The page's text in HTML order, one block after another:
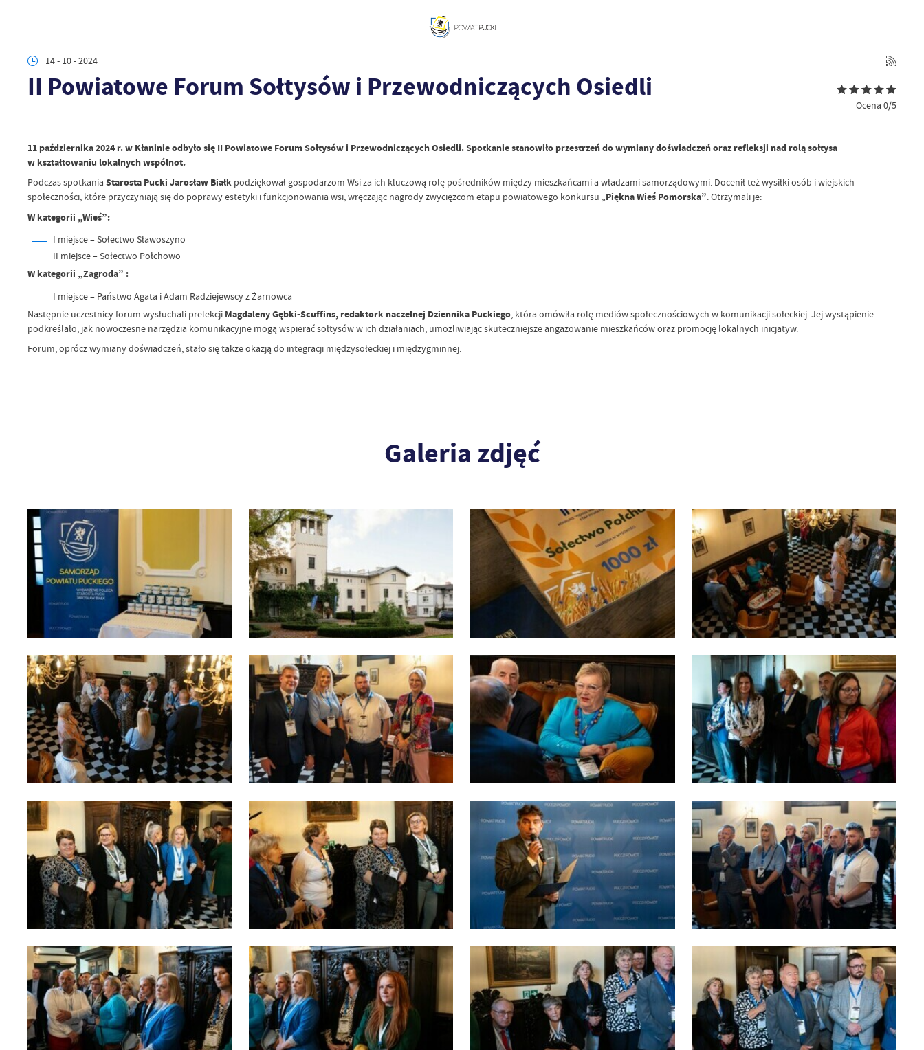
14 - 10 - 2024
II Powiatowe Forum Sołtysów i Przewodniczących Osiedli
Ocena 0/5
11 października 2024 r. w Kłaninie odbyło się II Powiatowe Forum Sołtysów i Przewodniczących Osiedli. Spotkanie stanowiło przestrzeń do wymiany doświadczeń oraz refleksji nad rolą sołtysa
w kształtowaniu lokalnych wspólnot.
Podczas spotkania Starosta Pucki Jarosław Białkpodziękował gospodarzom Wsi za ich kluczową rolę pośredników między mieszkańcami a władzami samorządowymi. Docenił też wysiłki osób i wiejskich
społeczności, które przyczyniają się do poprawy estetyki i funkcjonowania wsi, wręczając nagrody zwycięzcom etapu powiatowego konkursu „Piękna Wieś Pomorska”. Otrzymali je:
W kategorii „Wieś”:
I miejsce – Sołectwo Sławoszyno
II miejsce – Sołectwo Połchowo
W kategorii „Zagroda” :
I miejsce – Państwo Agata i Adam Radziejewscy z Żarnowca
Następnie uczestnicy forum wysłuchali prelekcji Magdaleny Gębki-Scuffins, redaktork naczelnej Dziennika Puckiego, która omówiła rolę mediów społecznościowych w komunikacji sołeckiej. Jej wystąpienie
podkreślało, jak nowoczesne narzędzia komunikacyjne mogą wspierać sołtysów w ich działaniach, umożliwiając skuteczniejsze angażowanie mieszkańców oraz promocję lokalnych inicjatyw.
Forum, oprócz wymiany doświadczeń, stało się także okazją do integracji międzysołeckiej i międzygminnej.
Galeria zdjęć